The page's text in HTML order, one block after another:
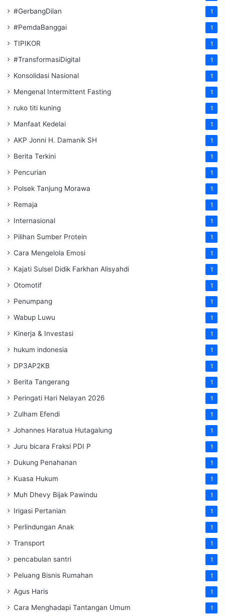
#GerbangDilan 1
#PemdaBanggai 1
TIPIKOR 1
#TransformasiDigital 1
Konsolidasi Nasional 1
Mengenal Intermittent Fasting 1
ruko titi kuning 1
Manfaat Kedelai 1
AKP Jonni H. Damanik SH 1
Berita Terkini 1
Pencurian 1
Polsek Tanjung Morawa 1
Remaja 1
Internasional 1
Pilihan Sumber Protein 1
Cara Mengelola Emosi 1
Kajati Sulsel Didik Farkhan Alisyahdi 1
Otomotif 1
Penumpang 1
Wabup Luwu 1
Kinerja & Investasi 1
hukum indonesia 1
DP3AP2KB 1
Berita Tangerang 1
Peringati Hari Nelayan 2026 1
Zulham Efendi 1
Johannes Haratua Hutagalung 1
Juru bicara Fraksi PDI P 1
Dukung Penahanan 1
Kuasa Hukum 1
Muh Dhevy Bijak Pawindu 1
Irigasi Pertanian 1
Perlindungan Anak 1
Transport 1
pencabulan santri 1
Peluang Bisnis Rumahan 1
Agus Haris 1
Cara Menghadapi Tantangan Umum 1